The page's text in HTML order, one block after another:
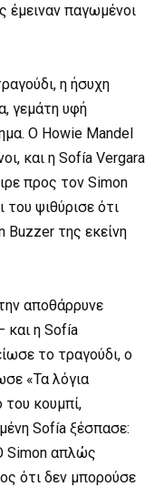
έμειναν παγωμένοι
η ήσυχη
γεμάτη υφή
Ο Howie Mandel
και η Sofía Vergara
προς τον Simon
του ψιθύρισε ότι
Buzzer της εκείνη
αποθάρρυνε
και η Sofía
το τραγούδι, ο
«Τα λόγια
του κουμπί,
Sofía ξέσπασε:
Simon απλώς
ότι δεν μπορούσε